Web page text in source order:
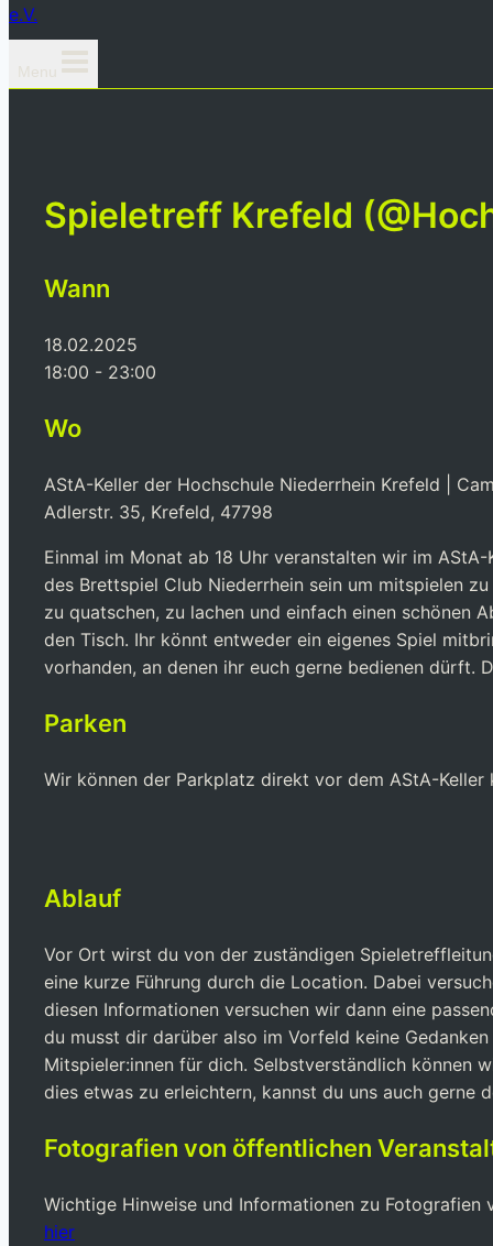
Menu
Spieletreff Krefeld
Wann
18.02.2025
18:00 - 23:00
Wo
AStA-Keller der Hochschule Niederrhein Krefeld |
Adlerstr. 35, Krefeld, 47798
Einmal im Monat ab 18 Uhr veranstalten wir im
des Brettspiel Club Niederrhein sein um mitspielen
zu quatschen, zu lachen und einfach einen schönen
den Tisch. Ihr könnt entweder ein eigenes Spiel
vorhanden, an denen ihr euch gerne bedienen dürft.
Parken
Wir können der Parkplatz direkt vor dem AStA-
Ablauf
Vor Ort wirst du von der zuständigen
eine kurze Führung durch die Location. Dabei
diesen Informationen versuchen wir dann eine
du musst dir darüber also im Vorfeld keine
Mitspieler:innen für dich. Selbstverständlich können
dies etwas zu erleichtern, kannst du uns auch gerne
Fotografien von öffentlichen
Wichtige Hinweise und Informationen zu
hier